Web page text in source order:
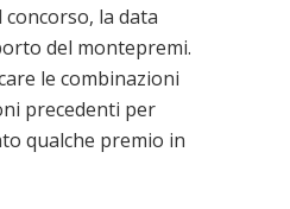
la data
del montepremi.
le combinazioni
precedenti per
qualche premio in